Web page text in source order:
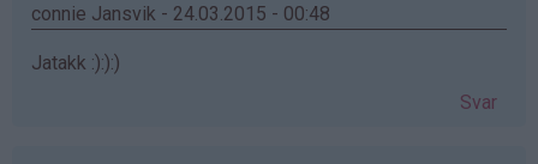
connie Jansvik - 24.03.2015 - 00:48
Jatakk :):):)
Svar